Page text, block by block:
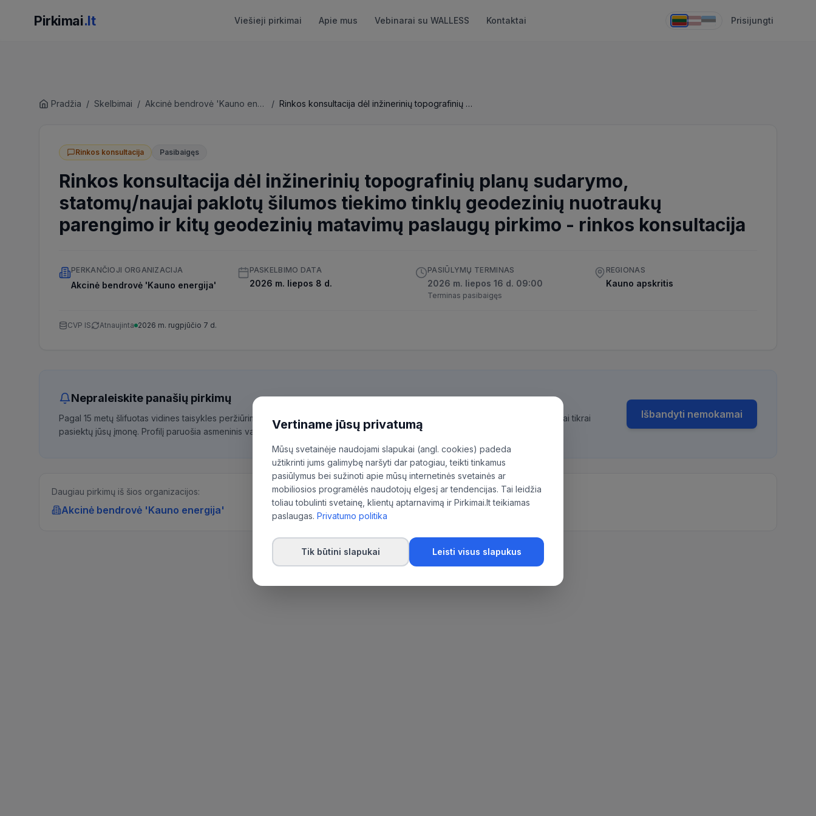
Pirkimai.lt Viešieji pirkimai Apie mus Vebinarai su WALLESS Kontaktai Prisijungti
Pradžia / Skelbimai / Akcinė bendrovė 'Kauno energija' / Rinkos konsultacija dėl inžinerinių topografinių planų sudarymo, statomų/naujai paklotų šilumos tiekimo tinklų geodezinių nuotraukų parengimo ir kitų geodezinių matavimų paslaugų pirkimo
Rinkos konsultacija Pasibaigęs
Rinkos konsultacija dėl inžinerinių topografinių planų sudarymo,
statomų/naujai paklotų šilumos tiekimo tinklų geodezinių nuotraukų
parengimo ir kitų geodezinių matavimų paslaugų pirkimo - rinkos konsultacija
PERKANČIOJI ORGANIZACIJA
Akcinė bendrovė 'Kauno energija'
PASKELBIMO DATA
2026 m. liepos 8 d.
PASIŪLYMŲ TERMINAS
2026 m. liepos 16 d. 09:00
Terminas pasibaigęs
REGIONAS
Kauno apskritis
CVP IS Atnaujinta 2026 m. rugpjūčio 7 d.
Nepraleiskite panašių pirkimų
Pagal 15 metų šlifuotas vidines taisykles peržiūrime kiekvieną pirkimą ir patiksliname 35,96% BVPŽ kodų, kad aktualūs skelbimai tikrai
pasiektų jūsų įmonę. Profilį paruošia asmeninis vadybininkas.
Išbandyti nemokamai
Daugiau pirkimų iš šios organizacijos:
Akcinė bendrovė 'Kauno energija'
Vertiname jūsų privatumą
Mūsų svetainėje naudojami slapukai (angl. cookies) padeda
užtikrinti jums galimybę naršyti dar patogiau, teikti tinkamus
pasiūlymus bei sužinoti apie mūsų internetinės svetainės ar
mobiliosios programėlės naudotojų elgesį ar tendencijas. Tai leidžia
toliau tobulinti svetainę, klientų aptarnavimą ir Pirkimai.lt teikiamas
paslaugas. Privatumo politika
Tik būtini slapukai Leisti visus slapukus